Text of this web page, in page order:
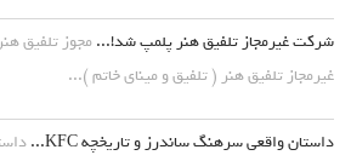
شرکت غیرمجاز تلفیق هنر پلمپ شد!... مجوز تلفیق
غیرمجاز تلفیق هنر ( تلفیق و مینای خاتم )...
داستان واقعی سرهنگ ساندرز و تاریخچه KFC...